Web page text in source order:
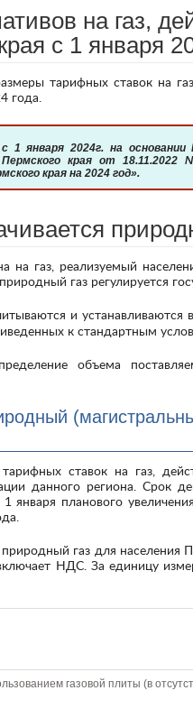
на газ,
с 1 января
года.
Пермского края от
края на 2024 год».
газ регулируется
к стандартным
данного региона. Срок
января планового
НДС. За единицу
газовой плиты (в